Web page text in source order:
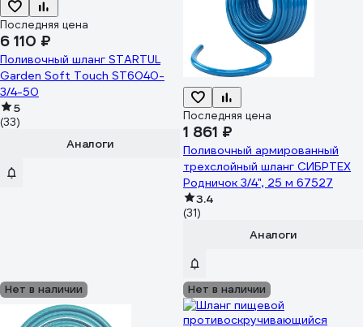
Последняя цена
6 110 ₽
Поливочный шланг STARTUL
Garden Soft Touch ST6040-
3/4-50
5
(33)
Аналоги
Последняя цена
1 861 ₽
Поливочный армированный
трехслойный шланг СИБРТЕХ
Родничок 3/4", 25 м 67527
3.4
(31)
Аналоги
Нет в наличии Нет в наличии